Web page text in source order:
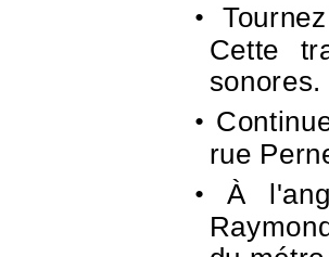
•
Cette
sonores.
•
rue
•
À